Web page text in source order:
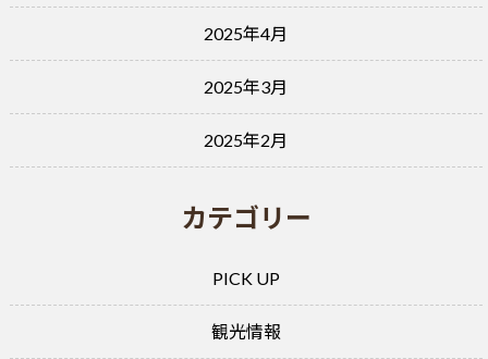
2025年4月
2025年3月
2025年2月
カテゴリー
PICK UP
観光情報